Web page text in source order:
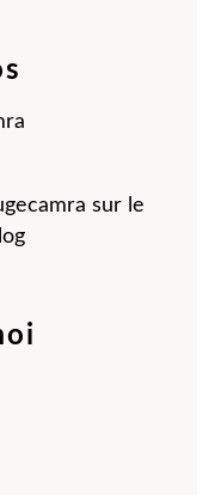
sur le